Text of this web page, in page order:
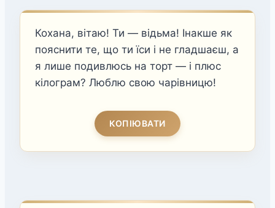
Кохана, вітаю! Ти — відьма! Інакше як
пояснити те, що ти їси і не гладшаєш, а
я лише подивлюсь на торт — і плюс
кілограм? Люблю свою чарівницю!
КОПІЮВАТИ